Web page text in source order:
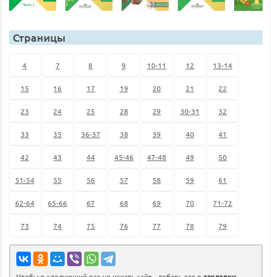
Страницы
4 7 8 9 10-11 12 13-14
15 16 17 19 20 21 22
23 24 25 28 29 30-31 32
33 35 36-37 38 39 40 41
42 43 44 45-46 47-48 49 50
51-54 55 56 57 58 59 61
62-64 65-66 67 68 69 70 71-72
73 74 75 76 77 78 79